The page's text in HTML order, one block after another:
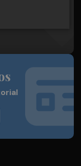
medio